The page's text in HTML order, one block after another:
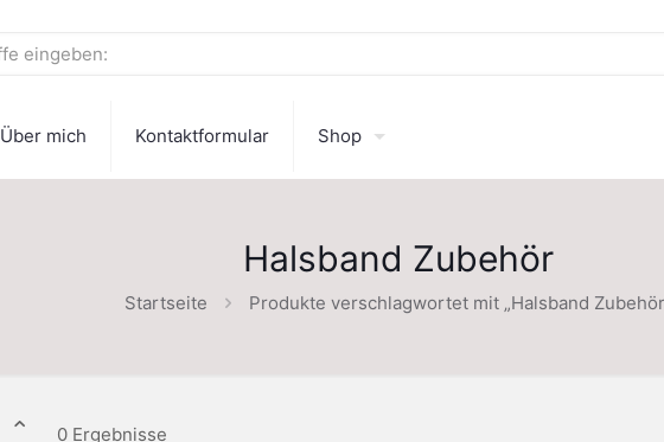
Über mich Kontaktformular Shop
Halsband Zubehör
Startseite Produkte verschlagwortet mit „Halsband
0 Ergebnisse